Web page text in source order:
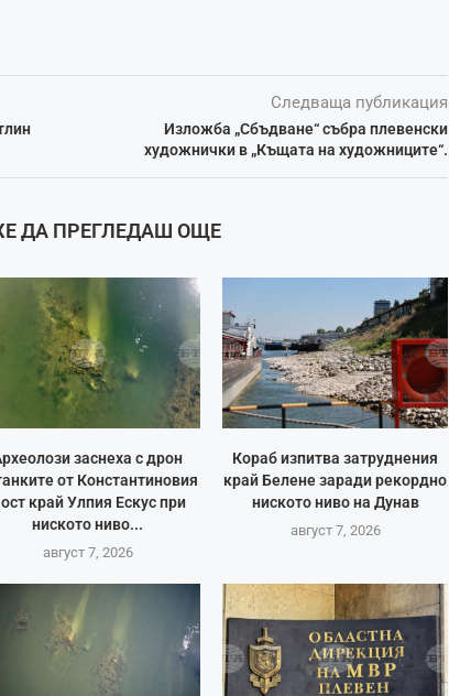
Следваща публикация
Изложба „Сбъдване“ събра плевенски
художнички в „Къщата на художниците“.
ДА ПРЕГЛЕДАШ ОЩЕ
заснеха с дрон
от Константиновия
край Улпия Ескус при
ниското ниво...
август 7, 2026
Кораб изпитва затруднения
край Белене заради рекордно
ниското ниво на Дунав
август 7, 2026